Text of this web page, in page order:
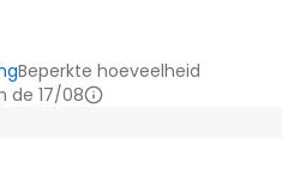
Beperkte hoeveelheid
de 17/08